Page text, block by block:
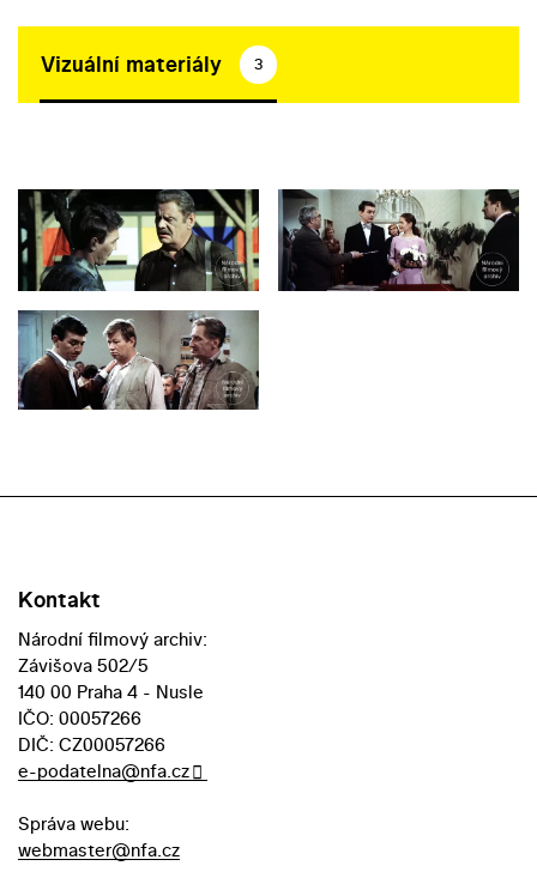
Vizuální materiály 3
Kontakt
Národní filmový archiv:
Závišova 502/5
140 00 Praha 4 - Nusle
IČO: 00057266
DIČ: CZ00057266
e-podatelna@nfa.cz
Správa webu:
webmaster@nfa.cz